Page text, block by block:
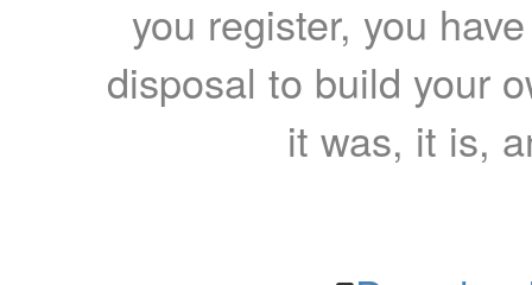
you register, you
disposal to build your
it was, it is,